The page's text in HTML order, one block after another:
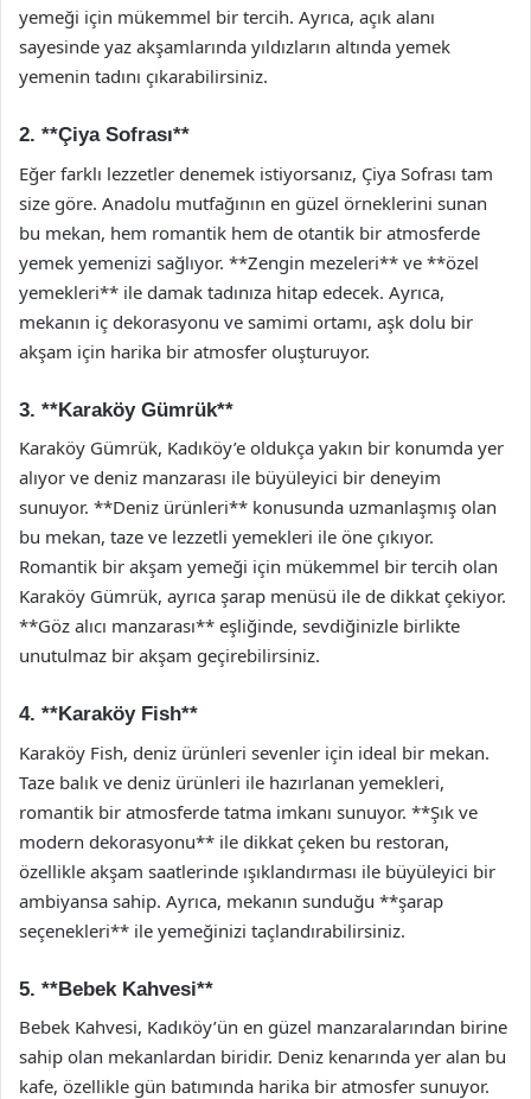
yemeği için mükemmel bir tercih. Ayrıca, açık alanı
sayesinde yaz akşamlarında yıldızların altında yemek
yemenin tadını çıkarabilirsiniz.
2. **Çiya Sofrası**
Eğer farklı lezzetler denemek istiyorsanız, Çiya Sofrası tam
size göre. Anadolu mutfağının en güzel örneklerini sunan
bu mekan, hem romantik hem de otantik bir atmosferde
yemek yemenizi sağlıyor. **Zengin mezeleri** ve **özel
yemekleri** ile damak tadınıza hitap edecek. Ayrıca,
mekanın iç dekorasyonu ve samimi ortamı, aşk dolu bir
akşam için harika bir atmosfer oluşturuyor.
3. **Karaköy Gümrük**
Karaköy Gümrük, Kadıköy’e oldukça yakın bir konumda yer
alıyor ve deniz manzarası ile büyüleyici bir deneyim
sunuyor. **Deniz ürünleri** konusunda uzmanlaşmış olan
bu mekan, taze ve lezzetli yemekleri ile öne çıkıyor.
Romantik bir akşam yemeği için mükemmel bir tercih olan
Karaköy Gümrük, ayrıca şarap menüsü ile de dikkat çekiyor.
**Göz alıcı manzarası** eşliğinde, sevdiğinizle birlikte
unutulmaz bir akşam geçirebilirsiniz.
4. **Karaköy Fish**
Karaköy Fish, deniz ürünleri sevenler için ideal bir mekan.
Taze balık ve deniz ürünleri ile hazırlanan yemekleri,
romantik bir atmosferde tatma imkanı sunuyor. **Şık ve
modern dekorasyonu** ile dikkat çeken bu restoran,
özellikle akşam saatlerinde ışıklandırması ile büyüleyici bir
ambiyansa sahip. Ayrıca, mekanın sunduğu **şarap
seçenekleri** ile yemeğinizi taçlandırabilirsiniz.
5. **Bebek Kahvesi**
Bebek Kahvesi, Kadıköy’ün en güzel manzaralarından birine
sahip olan mekanlardan biridir. Deniz kenarında yer alan bu
kafe, özellikle gün batımında harika bir atmosfer sunuyor.